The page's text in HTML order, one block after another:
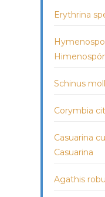
Erythrina
Schinus
Corymbia
Casuarina
Casuarina
Agathis